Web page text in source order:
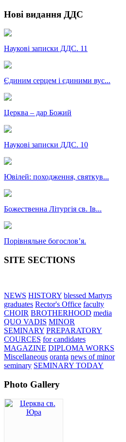
Нові видання ДДС
Наукові записки ДДС. 11
Єдиним серцем і єдиними вус...
Церква – дар Божий
Наукові записки ДДС. 10
Ювілей: походження, святкув...
Божественна Літургія св. Ів...
Порівняльне богословʼя.
SITE SECTIONS
NEWS HISTORY blessed Martyrs
graduates Rector's Office faculty
CHOIR BROTHERHOOD media
QUO VADIS MINOR
SEMINARY PREPARATORY
COURCES for candidates
MAGAZINE DIPLOMA WORKS
Miscellaneous oranta news of minor
seminary SEMINARY TODAY
Photo Gallery